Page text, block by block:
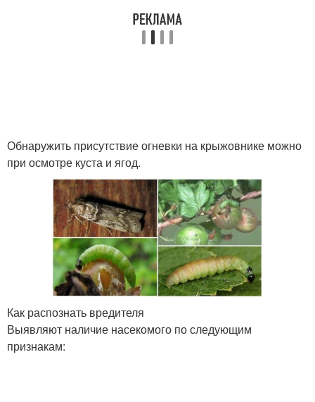
Обнаружить присутствие огневки на крыжовнике можно
при осмотре куста и ягод.
Как распознать вредителя
Выявляют наличие насекомого по следующим
признакам: